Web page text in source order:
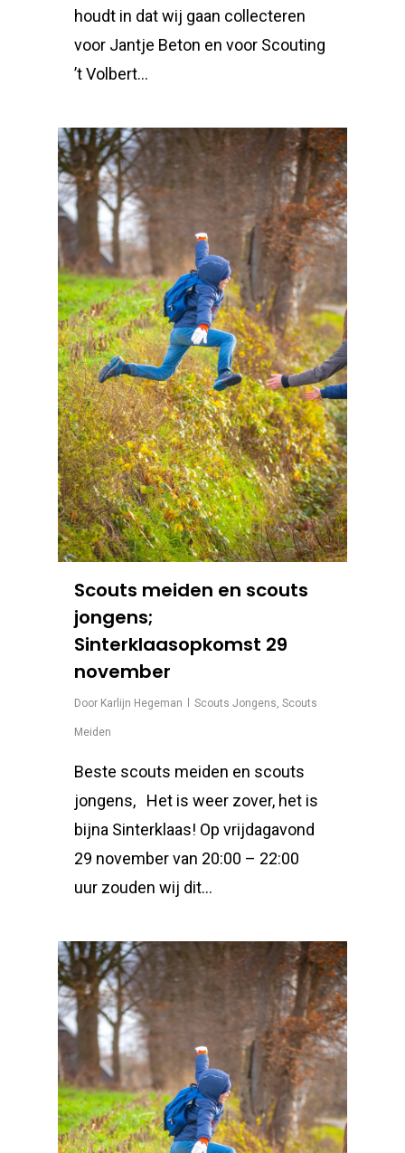
houdt in dat wij gaan collecteren
voor Jantje Beton en voor Scouting
’t Volbert…
Scouts meiden en scouts
jongens;
Sinterklaasopkomst 29
november
Door Karlijn Hegeman Scouts Jongens, Scouts
Meiden
Beste scouts meiden en scouts
jongens, Het is weer zover, het is
bijna Sinterklaas! Op vrijdagavond
29 november van 20:00 – 22:00
uur zouden wij dit…